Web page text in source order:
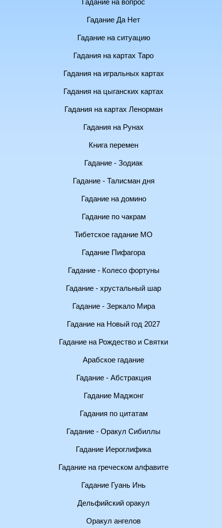
Гадание на вопрос
Гадание Да Нет
Гадание на ситуацию
Гадания на картах Таро
Гадания на игральных картах
Гадания на цыганских картах
Гадания на картах Ленорман
Гадания на Рунах
Книга перемен
Гадание - Зодиак
Гадание - Талисман дня
Гадание на домино
Гадание по чакрам
Тибетское гадание МО
Гадание Пифагора
Гадание - Колесо фортуны
Гадание - хрустальный шар
Гадание - Зеркало Мира
Гадание на Новый год 2027
Гадание на Рождество и Святки
Арабское гадание
Гадание - Абстракция
Гадание Маджонг
Гадания по цитатам
Гадание - Оракул Сибиллы
Гадание Иероглифика
Гадание на греческом алфавите
Гадание Гуань Инь
Дельфийский оракул
Оракул ангелов